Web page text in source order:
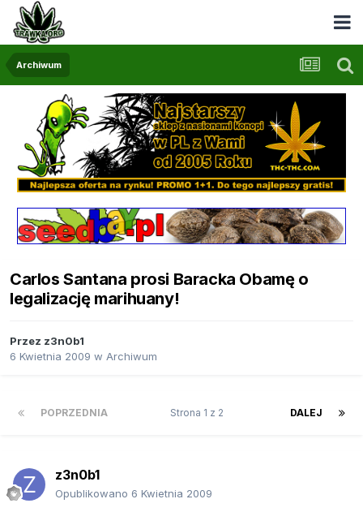
Archiwum
Carlos Santana prosi Baracka Obamę o
legalizację marihuany!
Przez z3n0b1
6 Kwietnia 2009 w Archiwum
POPRZEDNIA DALEJ
Strona 1 z 2
z3n0b1
Opublikowano 6 Kwietnia 2009